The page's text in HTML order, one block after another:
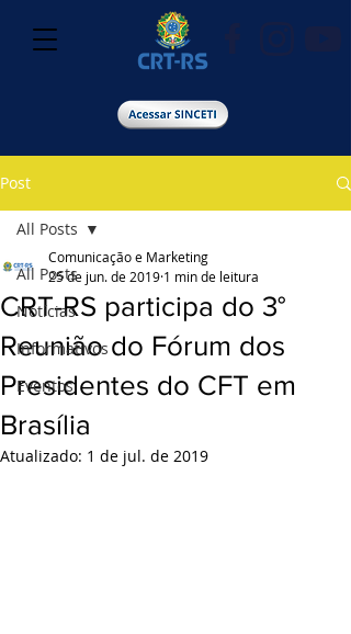
Post
All Posts
Notícias
Informativos
Eventos
All Posts
CRT-RS participa do 3°
Reunião do Fórum dos
Presidentes do CFT em
Brasília
Comunicação e Marketing
25 de jun. de 2019 1 min de leitura
Atualizado: 1 de jul. de 2019